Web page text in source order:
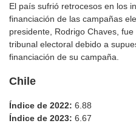
El país sufrió retrocesos en los
financiación de las campañas
presidente, Rodrigo Chaves,
tribunal electoral debido a
financiación de su campaña.
Chile
Índice de 2022: 6.88
Índice de 2023: 6.67